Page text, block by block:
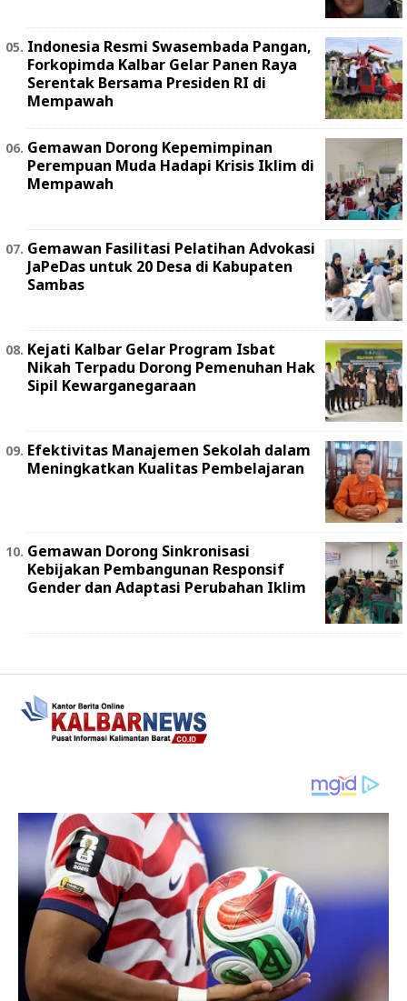
Indonesia Resmi Swasembada Pangan,
Forkopimda Kalbar Gelar Panen Raya
Serentak Bersama Presiden RI di
Mempawah
Gemawan Dorong Kepemimpinan
Perempuan Muda Hadapi Krisis Iklim di
Mempawah
Gemawan Fasilitasi Pelatihan Advokasi
JaPeDas untuk 20 Desa di Kabupaten
Sambas
Kejati Kalbar Gelar Program Isbat
Nikah Terpadu Dorong Pemenuhan Hak
Sipil Kewarganegaraan
Efektivitas Manajemen Sekolah dalam
Meningkatkan Kualitas Pembelajaran
Gemawan Dorong Sinkronisasi
Kebijakan Pembangunan Responsif
Gender dan Adaptasi Perubahan Iklim